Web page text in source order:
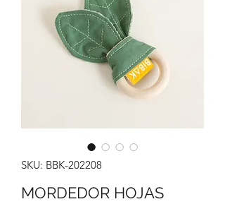
SKU: BBK-202208
MORDEDOR HOJAS